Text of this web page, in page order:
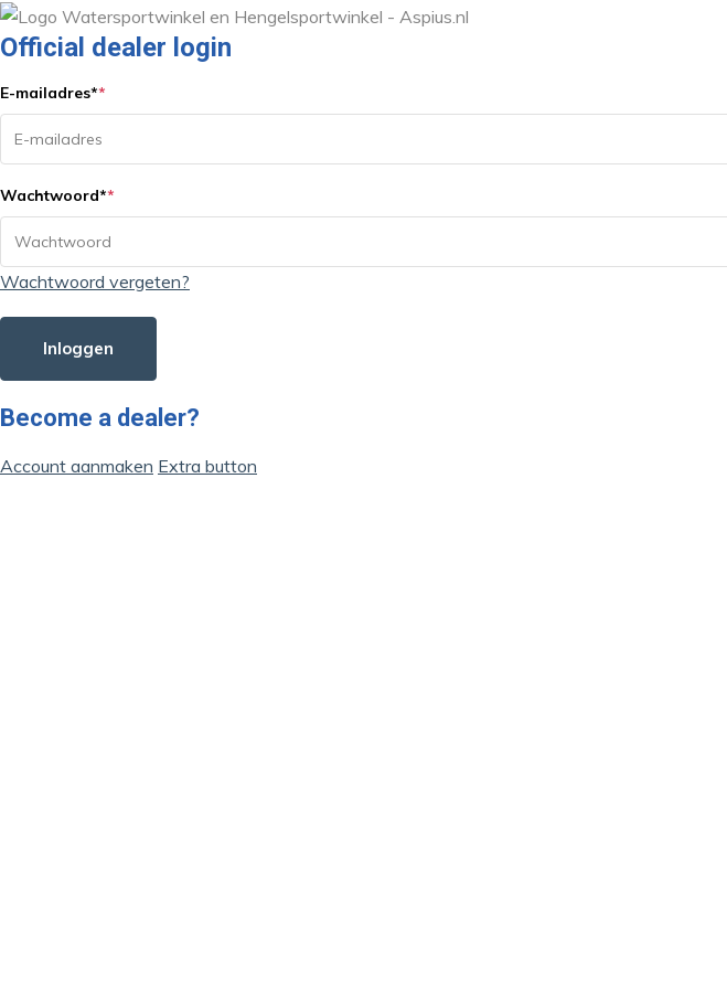
Official dealer login
E-mailadres**
Wachtwoord**
Wachtwoord vergeten?
Inloggen
Become a dealer?
Account aanmaken Extra button